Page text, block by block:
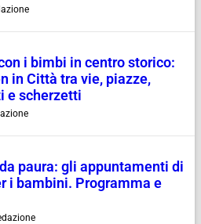
i bimbi in centro storico:
in Città tra vie, piazze,
e scherzetti
paura: gli appuntamenti di
i bambini. Programma e